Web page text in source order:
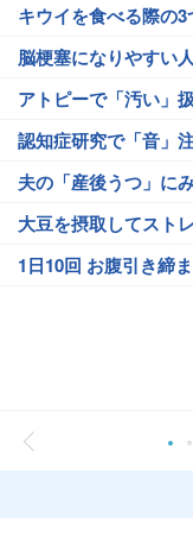
キウイを食べる際の
脳梗塞になりやすい
アトピーで「汚い」
認知症研究で「音」
夫の「産後うつ」に
大豆を摂取してスト
1日10回 お腹引き締